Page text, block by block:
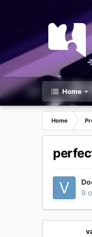
Home
Home
9